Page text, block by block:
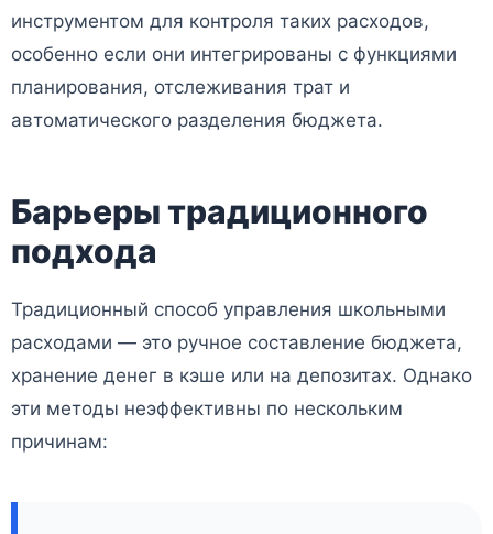
инструментом для контроля таких расходов,
особенно если они интегрированы с функциями
планирования, отслеживания трат и
автоматического разделения бюджета.
Барьеры традиционного
подхода
Традиционный способ управления школьными
расходами — это ручное составление бюджета,
хранение денег в кэше или на депозитах. Однако
эти методы неэффективны по нескольким
причинам: